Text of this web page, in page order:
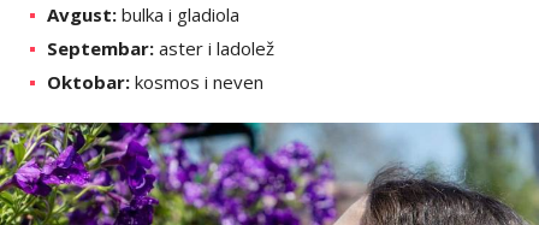
Avgust: bulka i gladiola
Septembar: aster i ladolež
Oktobar: kosmos i neven